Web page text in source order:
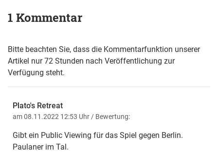
1 Kommentar
Bitte beachten Sie, dass die Kommentarfunktion unserer
Artikel nur 72 Stunden nach Veröffentlichung zur
Verfügung steht.
Plato's Retreat
am 08.11.2022 12:53 Uhr / Bewertung:
Gibt ein Public Viewing für das Spiel gegen Berlin.
Paulaner im Tal.